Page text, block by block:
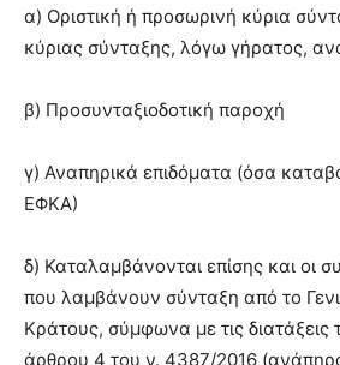
α) Οριστική ή προσωρινή κύρια
κύριας σύνταξης, λόγω γήρατος,
β) Προσυνταξιοδοτική παροχή
γ) Αναπηρικά επιδόματα (όσα
ΕΦΚΑ)
δ) Καταλαμβάνονται επίσης και οι
που λαμβάνουν σύνταξη από το
Κράτους, σύμφωνα με τις διατάξεις
άρθρου 4 του ν. 4387/2016